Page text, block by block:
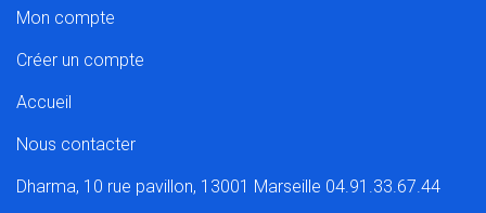
Mon compte
Créer un compte
Accueil
Nous contacter
Dharma, 10 rue pavillon, 13001 Marseille 04.91.33.67.44